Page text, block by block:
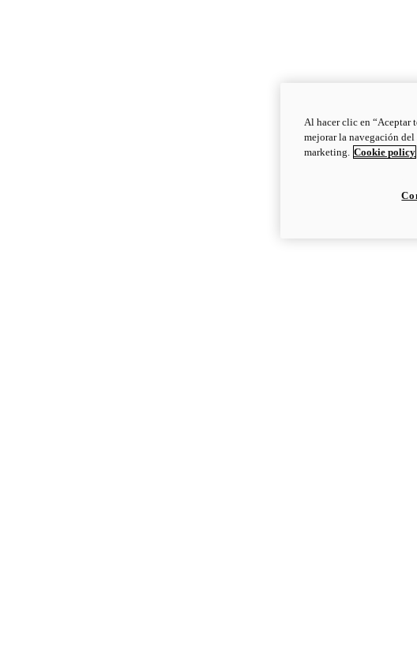
Al hacer clic en “Aceptar
mejorar la navegación
marketing. Cookie policy